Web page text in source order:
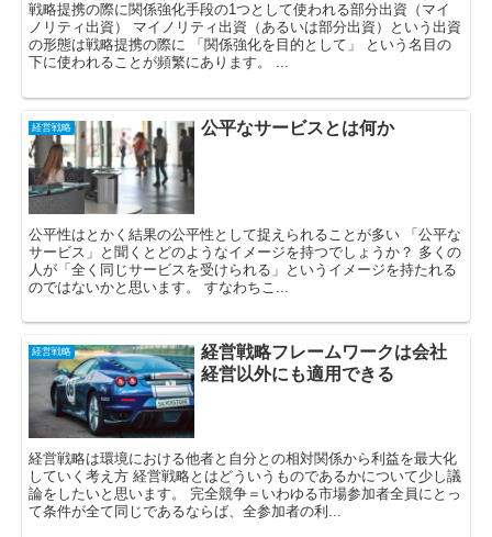
戦略提携の際に関係強化手段の1つとして使われる部分出資（マイ
ノリティ出資） マイノリティ出資（あるいは部分出資）という出資
の形態は戦略提携の際に 「関係強化を目的として」 という名目の
下に使われることが頻繁にあります。 ...
経営戦略 公平なサービスとは何か
公平性はとかく結果の公平性として捉えられることが多い 「公平な
サービス」と聞くとどのようなイメージを持つでしょうか？ 多くの
人が「全く同じサービスを受けられる」というイメージを持たれる
のではないかと思います。 すなわちこ...
経営戦略
経営戦略フレームワークは会社
経営以外にも適用できる
経営戦略は環境における他者と自分との相対関係から利益を最大化
していく考え方 経営戦略とはどういうものであるかについて少し議
論をしたいと思います。 完全競争＝いわゆる市場参加者全員にとっ
て条件が全て同じであるならば、全参加者の利...